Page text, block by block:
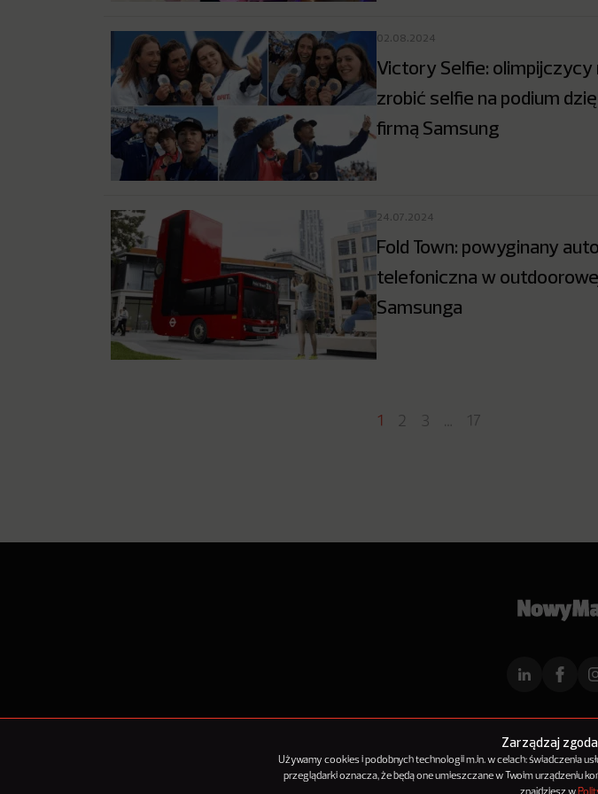
Zarządzaj
Używamy cookies i podobnych technologii m.in. w celach: świadczenia
przeglądarki oznacza, że będą one umieszczane w Twoim urządzeniu
znajdziesz w
02.08.2024
Victory Selfie:
zrobić selfie na podium
firmą Samsung
24.07.2024
Fold Town: powyginany
telefoniczna w
Samsunga
1 2 3 … 17
ReklamaKontakt